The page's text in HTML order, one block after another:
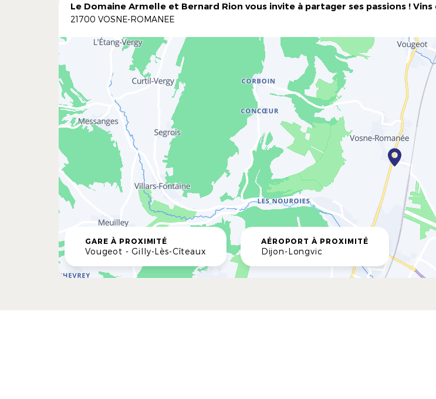
Le Domaine Armelle et Bernard Rion vous invite à partager ses passions !
21700 VOSNE-ROMANEE
GARE À PROXIMITÉ
Vougeot - Gilly-Lès-Cîteaux
AÉROPORT À PROXIMITÉ
Dijon-Longvic